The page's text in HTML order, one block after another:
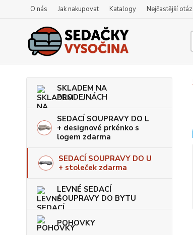
O nás Jak nakupovat Katalogy Nejčastější
SKLADEM NA
PRODEJNÁCH
SEDACÍ SOUPRAVY DO L
+ designové prkénko s
logem zdarma
SEDACÍ SOUPRAVY DO U
+ stoleček zdarma
LEVNÉ SEDACÍ
SOUPRAVY DO BYTU
POHOVKY